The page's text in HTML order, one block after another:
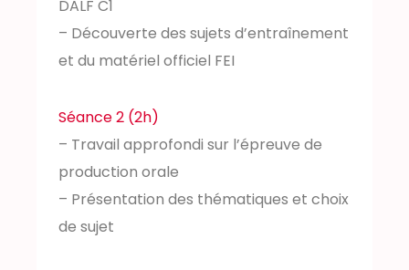
DALF C1
– Découverte des sujets d’entraînement
et du matériel officiel FEI
Séance 2 (2h)
– Travail approfondi sur l’épreuve de
production orale
– Présentation des thématiques et choix
de sujet